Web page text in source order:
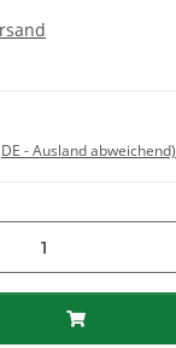
- Ausland abweichend)